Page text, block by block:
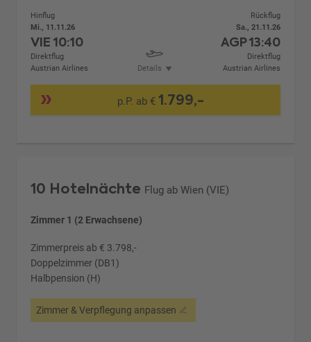
Hinflug
Mi., 11.11.26
VIE10:10
Direktflug
Austrian Airlines
Details
Rückflug
Sa., 21.11.26
AGP13:40
Direktflug
Austrian Airlines
p.P. ab € 1.799,-
10 Hotelnächte Flug ab Wien (VIE)
Zimmer 1 (2 Erwachsene)
Zimmerpreis ab € 3.798,-
Doppelzimmer (DB1)
Halbpension (H)
Zimmer & Verpflegung anpassen